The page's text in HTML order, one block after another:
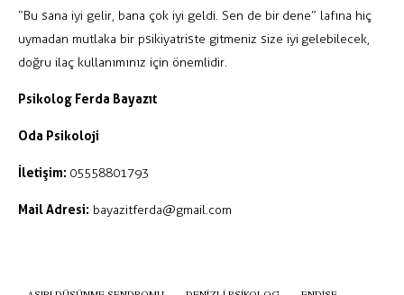
“Bu sana iyi gelir, bana çok iyi geldi. Sen de bir dene” lafına hiç
uymadan mutlaka bir psikiyatriste gitmeniz size iyi gelebilecek,
doğru ilaç kullanımınız için önemlidir.
Psikolog Ferda Bayazıt
Oda Psikoloji
İletişim: 05558801793
Mail Adresi: bayazitferda@gmail.com